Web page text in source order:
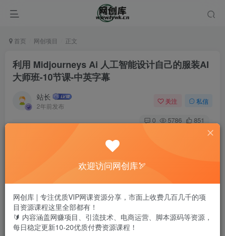
首页 网创项目 正文
利用 Midjourneys Ai 人工智能设计自己的服装AI
大师班-10节课-中英字幕
站长
2年前发布
关注 私信
0 5786 851
欢迎访问网创库🏹
网创库 | 专注优质VIP网课资源分享，市面上收费几百几千的项
目资源课程这里全部都有！
🔰 内容涵盖网赚项目、引流技术、电商运营、脚本源码等资源，
每日稳定更新10-20优质付费资源课程！